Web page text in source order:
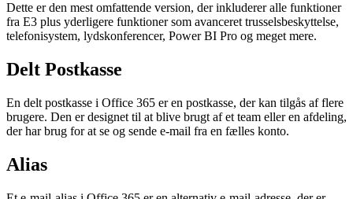
Dette er den mest omfattende version, der inkluderer alle funktioner
fra E3 plus yderligere funktioner som avanceret trusselsbeskyttelse,
telefonisystem, lydskonferencer, Power BI Pro og meget mere.
Delt Postkasse
En delt postkasse i Office 365 er en postkasse, der kan tilgås af flere
brugere. Den er designet til at blive brugt af et team eller en afdeling,
der har brug for at se og sende e-mail fra en fælles konto.
Alias